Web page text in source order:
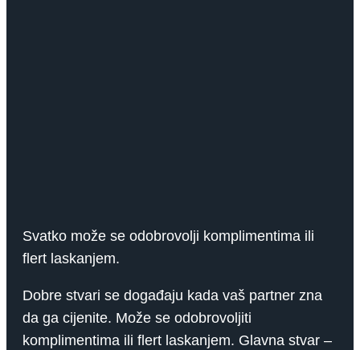
Svatko može se odobrovolji komplimentima ili
flert laskanjem.
Dobre stvari se događaju kada vaš partner zna
da ga cijenite. Može se odobrovoljiti
komplimentima ili flert laskanjem. Glavna stvar –